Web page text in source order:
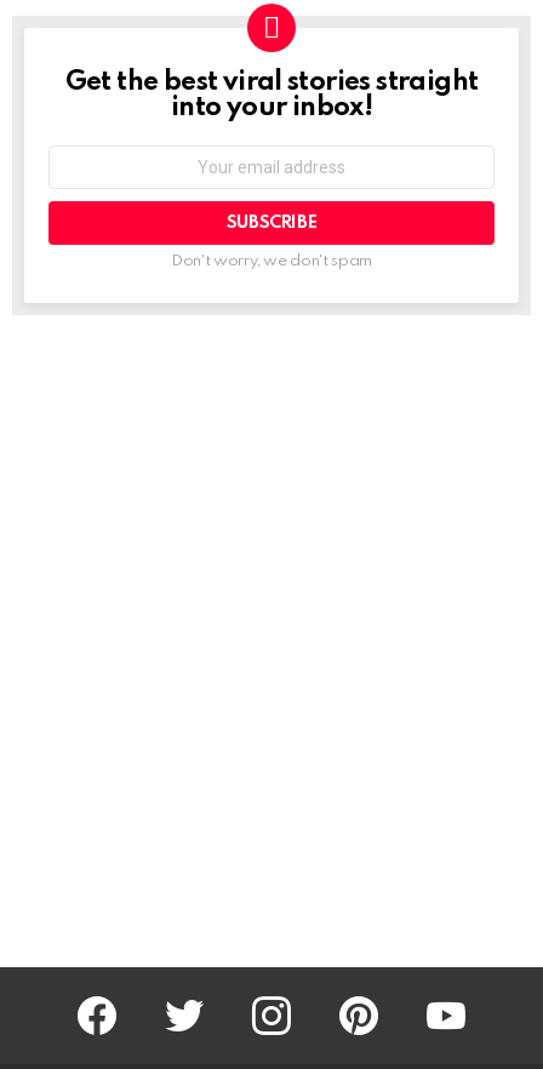
NEWSLETTER
Get the best viral stories straight
into your inbox!
Don't worry, we don't spam
facebook twitter instagram pinterest youtube